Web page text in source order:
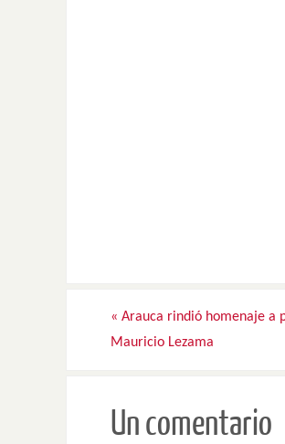
« Arauca rindió homenaje a
Mauricio Lezama
Un comentario